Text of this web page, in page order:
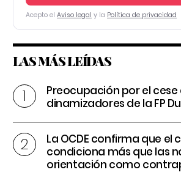
Acepto el Aviso legal y la Política de privacidad
LAS MÁS LEÍDAS
Preocupación por el cese
dinamizadores de la FP
La OCDE confirma que el
condiciona más que las
orientación como